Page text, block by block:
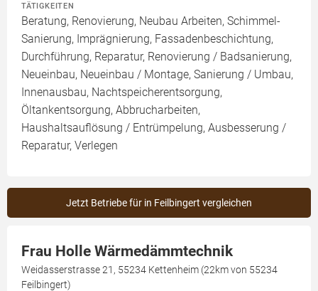
TÄTIGKEITEN
Beratung, Renovierung, Neubau Arbeiten, Schimmel-
Sanierung, Imprägnierung, Fassadenbeschichtung,
Durchführung, Reparatur, Renovierung / Badsanierung,
Neueinbau, Neueinbau / Montage, Sanierung / Umbau,
Innenausbau, Nachtspeicherentsorgung,
Öltankentsorgung, Abbrucharbeiten,
Haushaltsauflösung / Entrümpelung, Ausbesserung /
Reparatur, Verlegen
Jetzt Betriebe für in Feilbingert vergleichen
Frau Holle Wärmedämmtechnik
Weidasserstrasse 21, 55234 Kettenheim (22km von 55234
Feilbingert)